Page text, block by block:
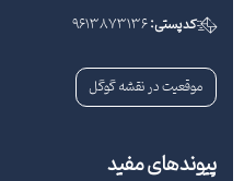
کدپستی:9613873136
موقعیت در نقشه گوگل
پیوندهای مفید